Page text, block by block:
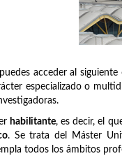
acceder al
especializado o
habilitante, es decir, el
. Se trata del Máster
todos los ámbitos